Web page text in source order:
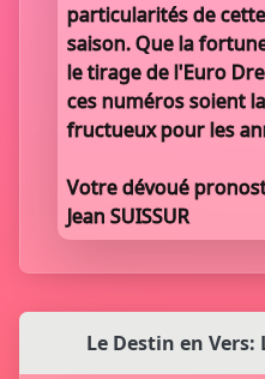
particularités de
saison. Que la
le tirage de l'Euro
ces numéros soient
fructueux pour les
Votre dévoué
Jean SUISSUR
Le Destin en Vers: